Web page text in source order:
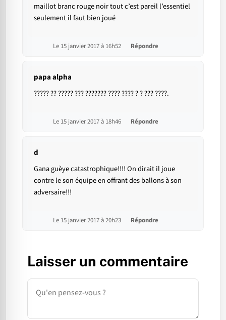
maillot branc rouge noir tout c’est pareil l’essentiel
seulement il faut bien joué
Le 15 janvier 2017 à 16h52 Répondre
papa alpha
????? ?? ????? ??? ??????? ???? ???? ? ? ??? ????.
Le 15 janvier 2017 à 18h46 Répondre
d
Gana guèye catastrophique!!!! On dirait il joue
contre le son équipe en offrant des ballons à son
adversaire!!!
Le 15 janvier 2017 à 20h23 Répondre
Laisser un commentaire
Commentaire